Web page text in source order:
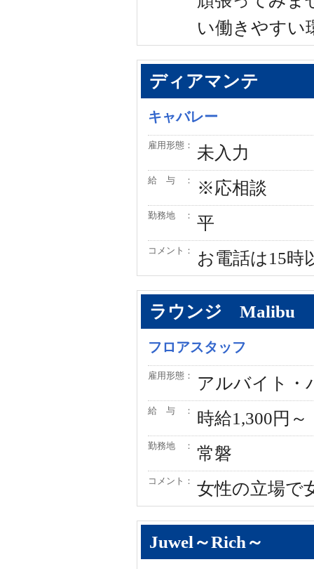
い働きやすい
ディアマンテ
キャバレー
雇用形態： 未入力
給 与 ： ※応相談
勤務地 ： 平
コメント： お電話は15時
ラウンジ Malibu
フロアスタッフ
雇用形態： アルバイト・
給 与 ： 時給1,300円～
勤務地 ： 常磐
コメント： 女性の立場で
Juwel～Rich～